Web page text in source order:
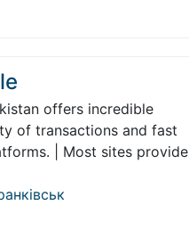
offers incredible
of transactions and fast
| Most sites provide